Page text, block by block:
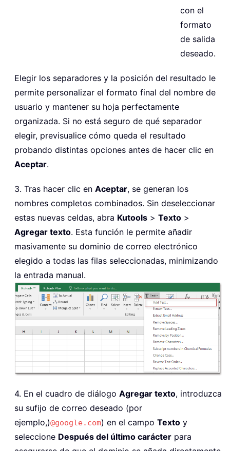
con el
formato
de salida
deseado.
Elegir los separadores y la posición del resultado le
permite personalizar el formato final del nombre de
usuario y mantener su hoja perfectamente
organizada. Si no está seguro de qué separador
elegir, previsualice cómo queda el resultado
probando distintas opciones antes de hacer clic en
Aceptar.
3. Tras hacer clic en Aceptar, se generan los
nombres completos combinados. Sin deseleccionar
estas nuevas celdas, abra Kutools > Texto >
Agregar texto. Esta función le permite añadir
masivamente su dominio de correo electrónico
elegido a todas las filas seleccionadas, minimizando
la entrada manual.
4. En el cuadro de diálogo Agregar texto, introduzca
su sufijo de correo deseado (por
ejemplo,)@google.com) en el campo Texto y
seleccione Después del último carácter para